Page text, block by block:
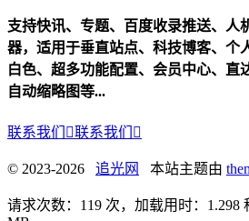
支持快讯、专题、百度收录推送、人
器，适用于垂直站点、科技博客、个
白色、超多功能配置、会员中心、直
自动缩略图等...
联系我们 联系我们 
© 2023-2026 追光网 本站主题由
请求次数：119 次，加载用时：1.298